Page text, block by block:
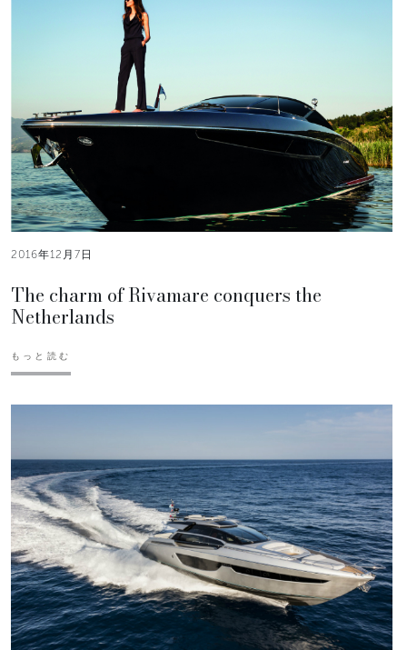
2016年12月7日
The charm of Rivamare conquers the
Netherlands
もっと読む